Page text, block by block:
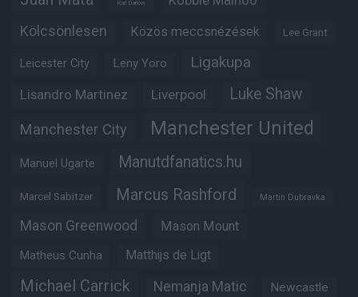
Karl Darlow
Kölcsönlesen Közös meccsnézések Lee Grant
Leicester City Leny Yoro Ligakupa
Lisandro Martinez Liverpool Luke Shaw
Manchester City Manchester United
Manuel Ugarte Manutdfanatics.hu
Marcel Sabitzer Marcus Rashford Martin Dubravka
Mason Greenwood Mason Mount
Matheus Cunha Matthijs de Ligt
Michael Carrick Nemanja Matic Newcastle